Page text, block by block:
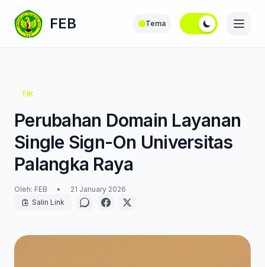
FEB Tema
TIK
Perubahan Domain Layanan
Single Sign-On Universitas
Palangka Raya
Oleh: FEB •
21 January 2026
Salin Link